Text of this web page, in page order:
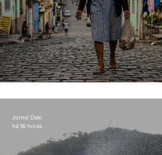
Jornal Daki
há 16 horas